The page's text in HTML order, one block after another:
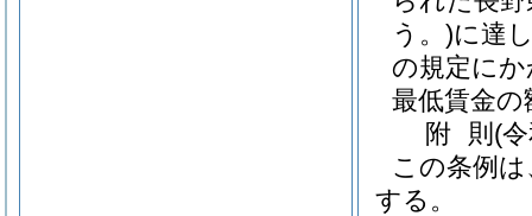
う。)に達
の規定に
最低賃金
附 則 (
この条例
する。